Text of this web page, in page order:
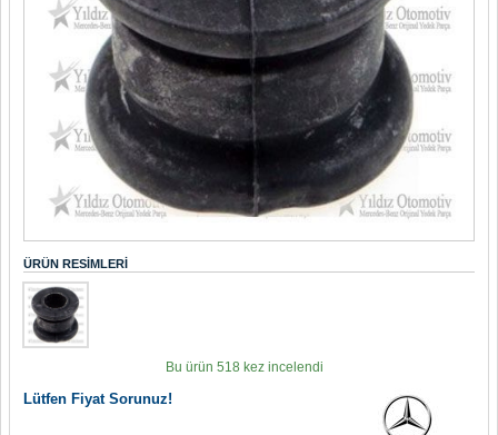
ÜRÜN RESIMLERI
Bu ürün 518 kez incelendi
Lütfen Fiyat Sorunuz!